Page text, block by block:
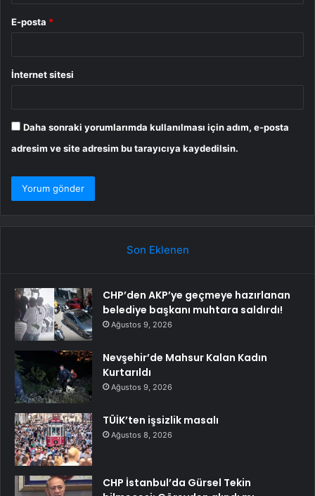
E-posta *
İnternet sitesi
Daha sonraki yorumlarımda kullanılması için adım, e-posta
adresim ve site adresim bu tarayıcıya kaydedilsin.
Son Eklenen
CHP’den AKP’ye geçmeye hazırlanan
belediye başkanı muhtara saldırdı!
Ağustos 9, 2026
Nevşehir’de Mahsur Kalan Kadın
Kurtarıldı
Ağustos 9, 2026
TÜİK’ten işsizlik masalı
Ağustos 8, 2026
CHP İstanbul’da Gürsel Tekin